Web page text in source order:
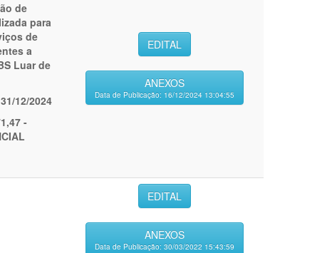
de
para
de
a
Luar de
31/12/2024
-
EDITAL
ANEXOS
Data de Publicação: 16/12/2024 13:04:55
EDITAL
ANEXOS
Data de Publicação: 30/03/2022 15:43:59